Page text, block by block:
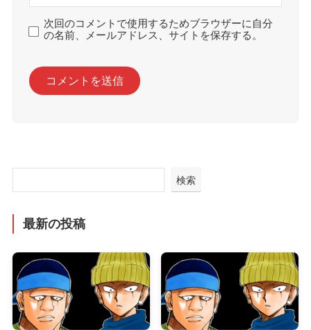
次回のコメントで使用するためブラウザーに自分
の名前、メールアドレス、サイトを保存する。
検索
最新の投稿